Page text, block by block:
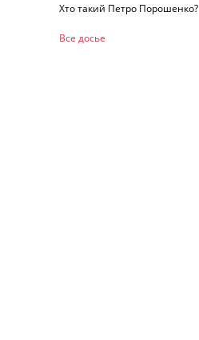
Хто такий Петро Порошенко?
Все досье